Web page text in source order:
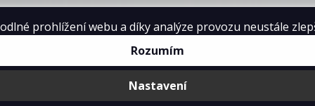
Projekty kuchyní Reference Ke
prohlížení webu a díky analýze provozu neustále
Rozumím
Nastavení